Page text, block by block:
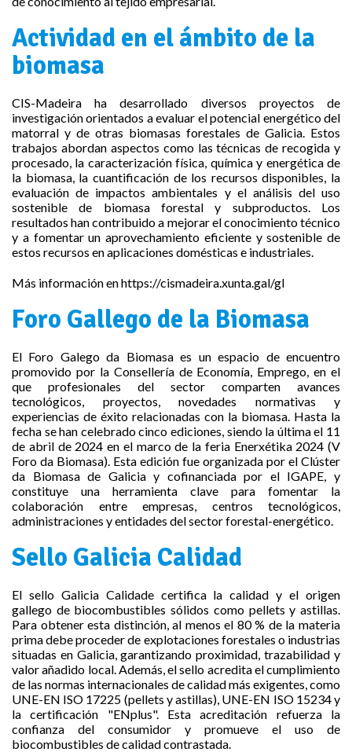
Actividad en el ámbito de la
biomasa
CIS-Madeira ha desarrollado diversos proyectos de
investigación orientados a evaluar el potencial energético del
matorral y de otras biomasas forestales de Galicia. Estos
trabajos abordan aspectos como las técnicas de recogida y
procesado, la caracterización física, química y energética de
la biomasa, la cuantificación de los recursos disponibles, la
evaluación de impactos ambientales y el análisis del uso
sostenible de biomasa forestal y subproductos. Los
resultados han contribuido a mejorar el conocimiento técnico
y a fomentar un aprovechamiento eficiente y sostenible de
estos recursos en aplicaciones domésticas e industriales.
Más información enhttps://cismadeira.xunta.gal/gl
Foro Gallego de la Biomasa
El Foro Galego da Biomasa es un espacio de encuentro
promovido por la Consellería de Economía, Emprego, en el
que profesionales del sector comparten avances
tecnológicos, proyectos, novedades normativas y
experiencias de éxito relacionadas con la biomasa. Hasta la
fecha se han celebrado cinco ediciones, siendo la última el 11
de abril de 2024 en el marco de la feria Enerxétika 2024 (V
Foro da Biomasa). Esta edición fue organizada por el Clúster
da Biomasa de Galicia y cofinanciada por el IGAPE, y
constituye una herramienta clave para fomentar la
colaboración entre empresas, centros tecnológicos,
administraciones y entidades del sector forestal-energético.
Sello Galicia Calidad
El sello Galicia Calidade certifica la calidad y el origen
gallego de biocombustibles sólidos como pellets y astillas.
Para obtener esta distinción, al menos el 80 % de la materia
prima debe proceder de explotaciones forestales o industrias
situadas en Galicia, garantizando proximidad, trazabilidad y
valor añadido local. Además, el sello acredita el cumplimiento
de las normas internacionales de calidad más exigentes, como
UNE-EN ISO 17225 (pellets y astillas), UNE-EN ISO 15234 y
la certificación "ENplus". Esta acreditación refuerza la
confianza del consumidor y promueve el uso de
biocombustibles de calidad contrastada.